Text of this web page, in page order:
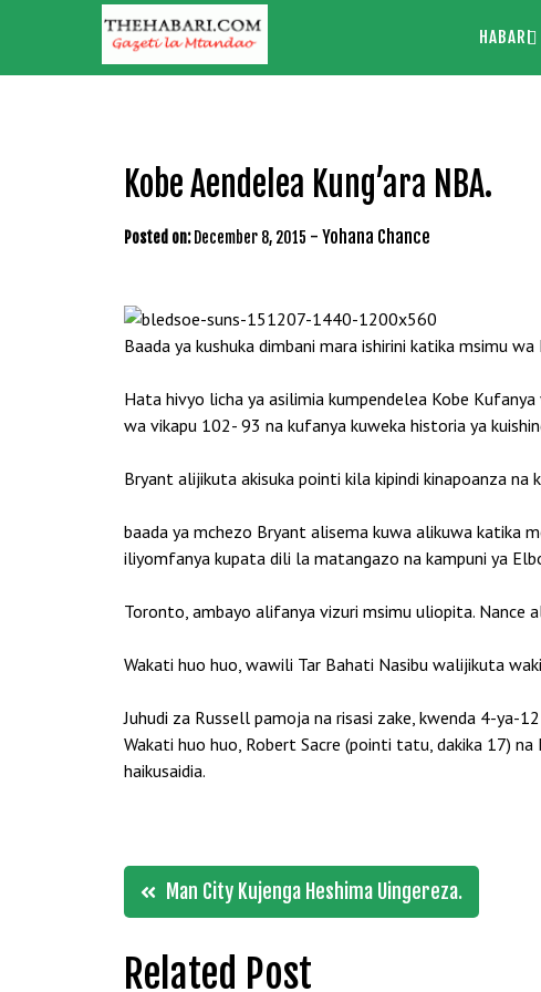
HABARI
Kobe Aendelea Kung’ara NBA.
Posted on: December 8, 2015 - Yohana Chance
Baada ya kushuka dimbani mara ishirini katika msimu
Hata hivyo licha ya asilimia kumpendelea Kobe
wa vikapu 102- 93 na kufanya kuweka historia ya
Bryant alijikuta akisuka pointi kila kipindi kinapoanza na
baada ya mchezo Bryant alisema kuwa alikuwa katika
iliyomfanya kupata dili la matangazo na kampuni ya
Toronto, ambayo alifanya vizuri msimu uliopita. Nance
Wakati huo huo, wawili Tar Bahati Nasibu walijikuta
Juhudi za Russell pamoja na risasi zake, kwenda 4-ya-
Wakati huo huo, Robert Sacre (pointi tatu, dakika 17)
haikusaidia.
Post
navigation
Man City Kujenga Heshima Uingereza.
Related Post